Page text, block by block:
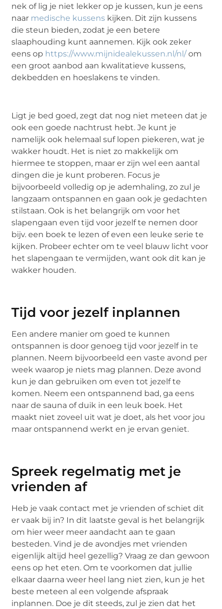
nek of lig je niet lekker op je kussen, kun je eens
naar medische kussens kijken. Dit zijn kussens
die steun bieden, zodat je een betere
slaaphouding kunt aannemen. Kijk ook zeker
eens op https://www.mijnidealekussen.nl/nl/om
een groot aanbod aan kwalitatieve kussens,
dekbedden en hoeslakens te vinden.
Ligt je bed goed, zegt dat nog niet meteen dat je
ook een goede nachtrust hebt. Je kunt je
namelijk ook helemaal suf lopen piekeren, wat je
wakker houdt. Het is niet zo makkelijk om
hiermee te stoppen, maar er zijn wel een aantal
dingen die je kunt proberen. Focus je
bijvoorbeeld volledig op je ademhaling, zo zul je
langzaam ontspannen en gaan ook je gedachten
stilstaan. Ook is het belangrijk om voor het
slapengaan even tijd voor jezelf te nemen door
bijv. een boek te lezen of even een leuke serie te
kijken. Probeer echter om te veel blauw licht voor
het slapengaan te vermijden, want ook dit kan je
wakker houden.
Tijd voor jezelf inplannen
Een andere manier om goed te kunnen
ontspannen is door genoeg tijd voor jezelf in te
plannen. Neem bijvoorbeeld een vaste avond per
week waarop je niets mag plannen. Deze avond
kun je dan gebruiken om even tot jezelf te
komen. Neem een ontspannend bad, ga eens
naar de sauna of duik in een leuk boek. Het
maakt niet zoveel uit wat je doet, als het voor jou
maar ontspannend werkt en je ervan geniet.
Spreek regelmatig met je
vrienden af
Heb je vaak contact met je vrienden of schiet dit
er vaak bij in? In dit laatste geval is het belangrijk
om hier weer meer aandacht aan te gaan
besteden. Vind je de avondjes met vrienden
eigenlijk altijd heel gezellig? Vraag ze dan gewoon
eens op het eten. Om te voorkomen dat jullie
elkaar daarna weer heel lang niet zien, kun je het
beste meteen al een volgende afspraak
inplannen. Doe je dit steeds, zul je zien dat het